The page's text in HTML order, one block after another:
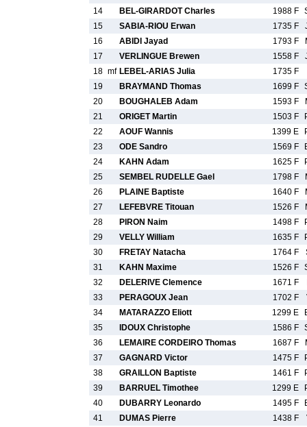
14
BEL-GIRARDOT Charles 1988 F
15
SABIA-RIOU Erwan 1735 F
16
ABIDI Jayad 1793 F
17
VERLINGUE Brewen 1558 F
18 mf LEBEL-ARIAS Julia
1735 F
19
BRAYMAND Thomas 1699 F
20
BOUGHALEB Adam 1593 F
21
ORIGET Martin 1503 F
22
AOUF Wannis 1399 E
23
ODE Sandro 1569 F
24
KAHN Adam 1625 F
25
SEMBEL RUDELLE Gael 1798 F
26
PLAINE Baptiste 1640 F
27
LEFEBVRE Titouan 1526 F
28
PIRON Naim 1498 F
29
VELLY William 1635 F
30
FRETAY Natacha 1764 F
31
KAHN Maxime 1526 F
32
DELERIVE Clemence 1671 F
33
PERAGOUX Jean 1702 F
34
MATARAZZO Eliott 1299 E
35
IDOUX Christophe 1586 F
36
LEMAIRE CORDEIRO Thomas 1687 F
37
GAGNARD Victor 1475 F
38
GRAILLON Baptiste 1461 F
39
BARRUEL Timothee 1299 E
40
DUBARRY Leonardo 1495 F
41
DUMAS Pierre 1438 F